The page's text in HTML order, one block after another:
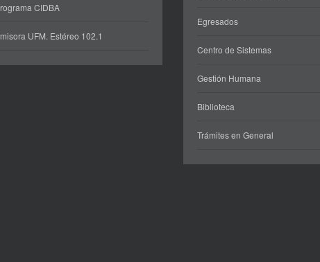
CIDBA
UFM. Estéreo 102.1
Egresados
Centro de Sistemas
Gestión Humana
Biblioteca
Trámites en General